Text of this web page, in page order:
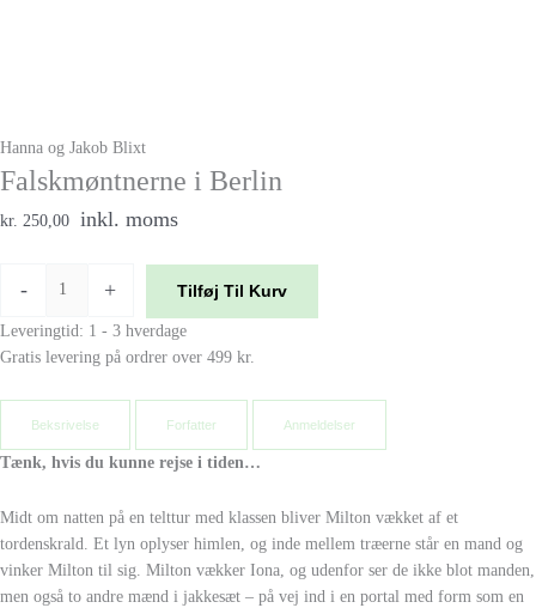
Hanna og Jakob Blixt
Falskmøntnerne i Berlin
kr. 250,00 inkl. moms
- + Tilføj Til Kurv
Leveringtid: 1 - 3 hverdage
Gratis levering på ordrer over 499 kr.
Beksrivelse Forfatter Anmeldelser
Tænk, hvis du kunne rejse i tiden…
Midt om natten på en telttur med klassen bliver Milton vækket af et
tordenskrald. Et lyn oplyser himlen, og inde mellem træerne står en mand og
vinker Milton til sig. Milton vækker Iona, og udenfor ser de ikke blot manden,
men også to andre mænd i jakkesæt – på vej ind i en portal med form som en